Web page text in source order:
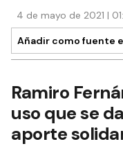
4 de mayo de 2021 |
Añadir como fuente
Ramiro
uso que se
aporte